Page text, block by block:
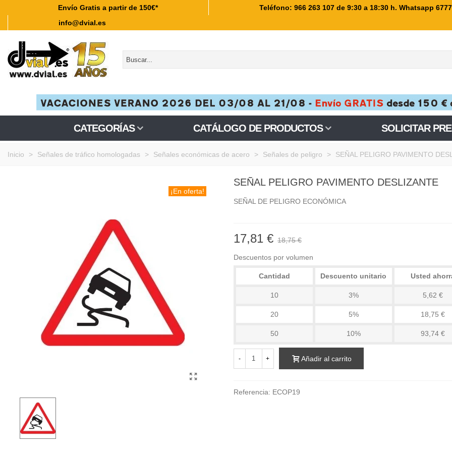
Envío Gratis a partir de 150€* Teléfono: 966 263 107 de 9:30 a 18:30 h. Whatsapp
info@dvial.es
CATEGORÍAS CATÁLOGO DE PRODUCTOS SOLICITAR
Inicio > Señales de tráfico homologadas > Señales económicas de acero > Señales de peligro > SEÑAL PELIGRO PAVIMENTO
¡En oferta!
SEÑAL PELIGRO PAVIMENTO DESLIZANTE
SEÑAL DE PELIGRO ECONÓMICA
17,81 € 18,75 €
Descuentos por volumen
Cantidad Descuento unitario Usted
10 3% 5,62 €
20 5% 18,75 €
50 10% 93,74 €
- + Añadir al carrito
Referencia: ECOP19